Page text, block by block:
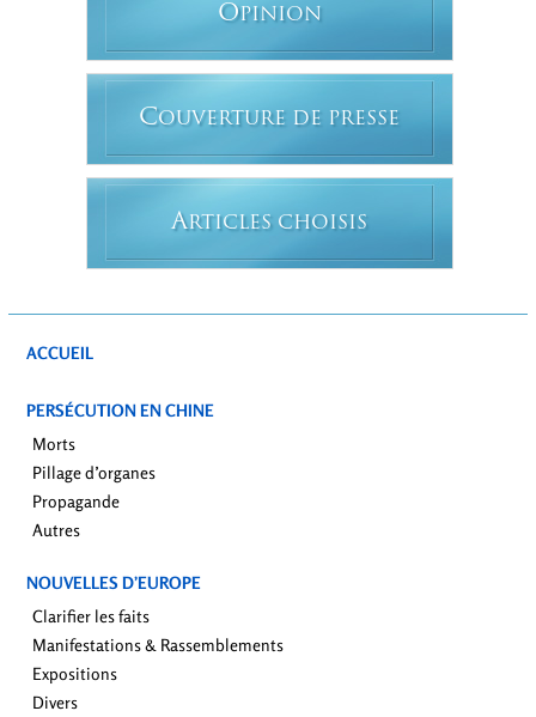
OPINION
COUVERTURE DE PRESSE
ARTICLES CHOISIS
ACCUEIL
PERSÉCUTION EN CHINE
Morts
Pillage d’organes
Propagande
Autres
NOUVELLES D’EUROPE
Clarifier les faits
Manifestations & Rassemblements
Expositions
Divers